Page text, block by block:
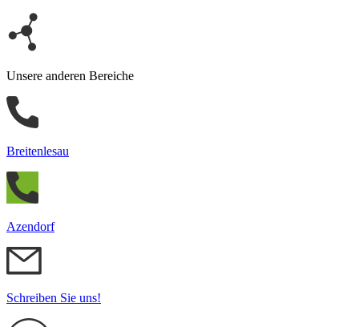
Unsere anderen Bereiche
Breitenlesau
Azendorf
Schreiben Sie uns!